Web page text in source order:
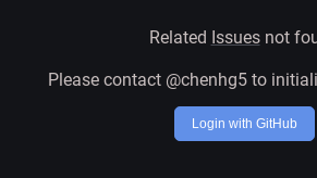
Related Issuesnot
Please contact @chenhg5 to
Login with GitHub